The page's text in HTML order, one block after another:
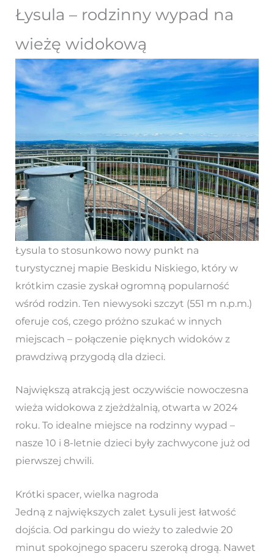
Łysula – rodzinny wypad na
wieżę widokową
Łysula to stosunkowo nowy punkt na
turystycznej mapie Beskidu Niskiego, który w
krótkim czasie zyskał ogromną popularność
wśród rodzin. Ten niewysoki szczyt (551 m n.p.m.)
oferuje coś, czego próżno szukać w innych
miejscach – połączenie pięknych widoków z
prawdziwą przygodą dla dzieci.
Największą atrakcją jest oczywiście nowoczesna
wieża widokowa z zjeżdżalnią, otwarta w 2024
roku. To idealne miejsce na rodzinny wypad –
nasze 10 i 8-letnie dzieci były zachwycone już od
pierwszej chwili.
Krótki spacer, wielka nagroda
Jedną z największych zalet Łysuli jest łatwość
dojścia. Od parkingu do wieży to zaledwie 20
minut spokojnego spaceru szeroką drogą. Nawet